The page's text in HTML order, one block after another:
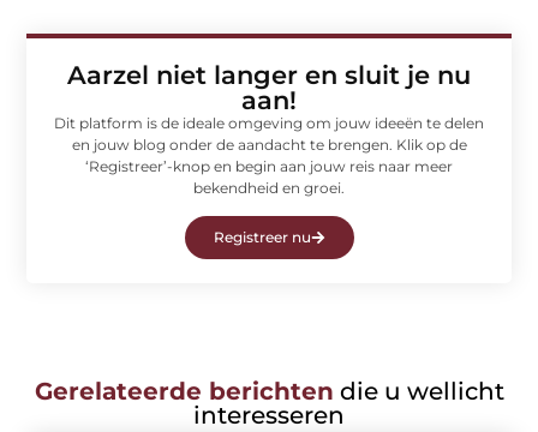
Aarzel niet langer en sluit je nu
aan!
Dit platform is de ideale omgeving om jouw ideeën te delen
en jouw blog onder de aandacht te brengen. Klik op de
‘Registreer’-knop en begin aan jouw reis naar meer
bekendheid en groei.
Registreer nu
Gerelateerde berichten die u wellicht
interesseren